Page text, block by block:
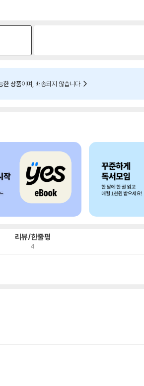
한 상품이며, 배송되지 않습니다.
리뷰/한줄평
4